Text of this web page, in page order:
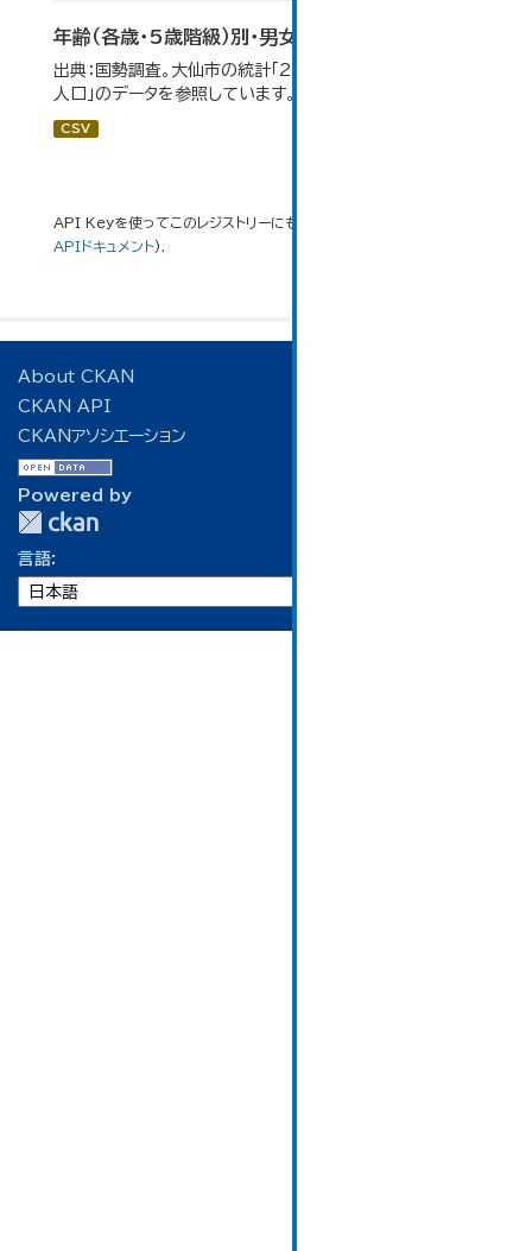
年齢（各歳・5歳階級）別・男女別人口
出典：国勢調査。大仙市の統計「2-1 年齢（各歳）別・男女別
人口」のデータを参照しています。
CSV
API Keyを使ってこのレジストリーにもアクセス可能です
APIドキュメント).
About CKAN
CKAN API
CKANアソシエーション
Powered by
言語